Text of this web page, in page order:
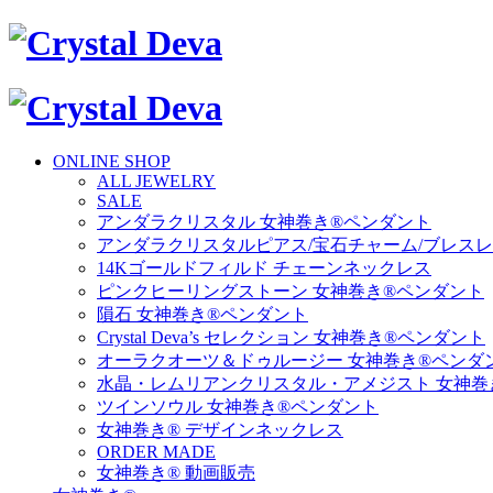
ONLINE SHOP
ALL JEWELRY
SALE
アンダラクリスタル 女神巻き®ペンダント
アンダラクリスタルピアス/宝石チャーム/ブレスレ
14Kゴールドフィルド チェーンネックレス
ピンクヒーリングストーン 女神巻き®ペンダント
隕石 女神巻き®ペンダント
Crystal Deva’s セレクション 女神巻き®ペンダント
オーラクオーツ＆ドゥルージー 女神巻き®ペンダ
水晶・レムリアンクリスタル・アメジスト 女神
ツインソウル 女神巻き®ペンダント
女神巻き® デザインネックレス
ORDER MADE
女神巻き® 動画販売